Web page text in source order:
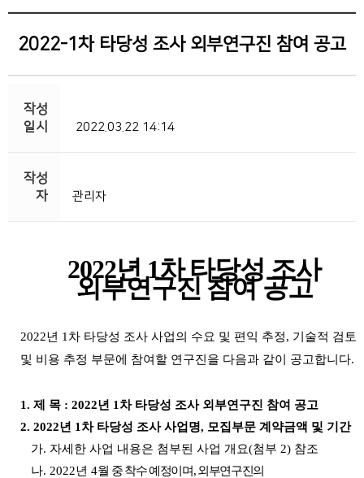
2022-1차 타당성 조사 외부연구진 참여 공고
2022.03.22 14:14
관리자
2022년1차 타당성 조사
외부연구진 참여 공고
2022년 1 차 타당성 조사 사업의 수요 및 편익 추정, 기술적 검토
및 비용 추정 부문에 참여할 연구진을 다음과 같이 공고합니다.
1. 제 목 : 2022년 1 차 타당성 조사 외부연구진 참여 공고
2. 2022년 1 차 타당성 조사 사업명, 모집부문 계약금액 및 기간
가. 자세한 사업 내용은 첨부된 사업 개요(첨부 2) 참조
나. 2022년4월 중 착수 예정이며,외부연구진의